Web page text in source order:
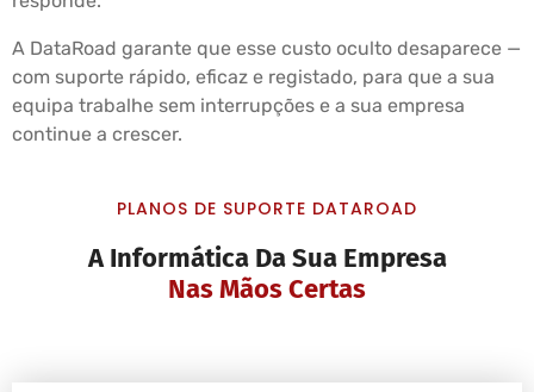
A DataRoad garante que esse custo oculto desaparece —
com suporte rápido, eficaz e registado, para que a sua
equipa trabalhe sem interrupções e a sua empresa
continue a crescer.
PLANOS DE SUPORTE DATAROAD
A Informática Da Sua Empresa
Nas Mãos Certas